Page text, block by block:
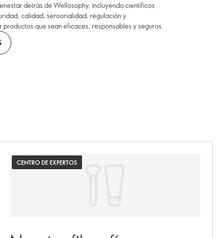
detrás de Wellosophy, incluyendo científicos
calidad, sensorialidad, regulación y
que sean eficaces, responsables y seguros.
CENTRO DE EXPERTOS